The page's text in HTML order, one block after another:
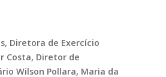
Diretora de Exercício
Costa, Diretor de
Wilson Pollara, Maria da